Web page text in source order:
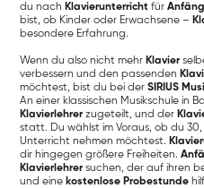
du nach Klavierunterricht für
bist, ob Kinder oder Erwachsene –
besondere Erfahrung.
Wenn du also nicht mehr Klavier
verbessern und den passenden
möchtest, bist du bei derSIRIUS
An einer klassischen Musikschule in
Klavierlehrer zugeteilt, und der
statt. Du wählst im Voraus, ob du
Unterricht nehmen möchtest.
dir hingegen größere Freiheiten.
Klavierlehrer suchen, der auf ihren
und eine kostenlose Probestunde